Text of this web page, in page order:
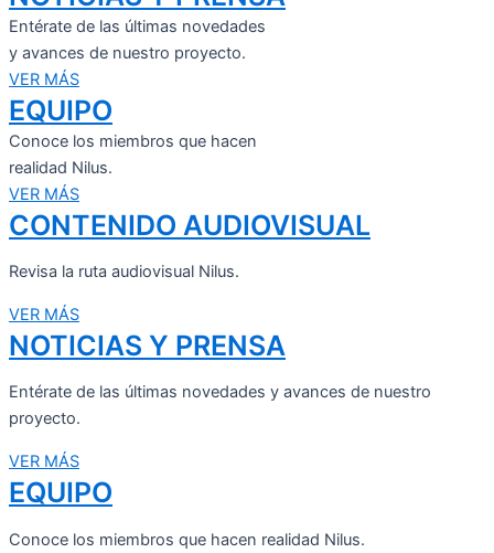
Entérate de las últimas novedades
y avances de nuestro proyecto.
VER MÁS
EQUIPO
Conoce los miembros que hacen
realidad Nilus.
VER MÁS
CONTENIDO AUDIOVISUAL
Revisa la ruta audiovisual Nilus.
VER MÁS
NOTICIAS Y PRENSA
Entérate de las últimas novedades y avances de nuestro
proyecto.
VER MÁS
EQUIPO
Conoce los miembros que hacen realidad Nilus.